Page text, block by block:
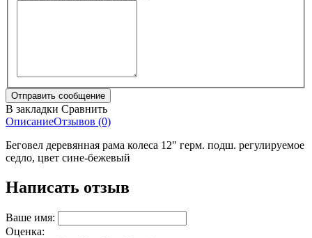
В закладки Сравнить
ОписаниеОтзывов (0)
Беговел деревянная рама колеса 12" герм. подш. регулируемое
седло, цвет сине-бежевый
Написать отзыв
Ваше имя:
Оценка: